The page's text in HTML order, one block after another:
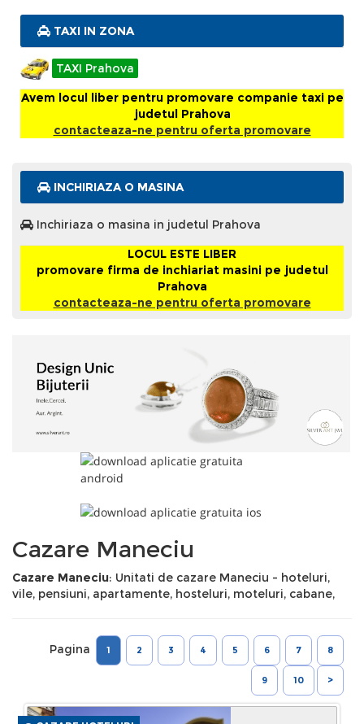
TAXI IN ZONA
TAXI Prahova
Avem locul liber pentru promovare companie taxi pe
judetul Prahova
contacteaza-ne pentru oferta promovare
INCHIRIAZA O MASINA
Inchiriaza o masina in judetul Prahova
LOCUL ESTE LIBER
promovare firma de inchiariat masini pe judetul
Prahova
contacteaza-ne pentru oferta promovare
Cazare Maneciu
Cazare Maneciu: Unitati de cazare Maneciu - hoteluri,
vile, pensiuni, apartamente, hosteluri, moteluri, cabane,
Pagina 1 2 3 4 5 6 7 8
9 10 >